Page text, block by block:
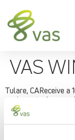
VAS
Tulare, CAReceive a
equipment when
With PCC (Pocket
animals on lists and